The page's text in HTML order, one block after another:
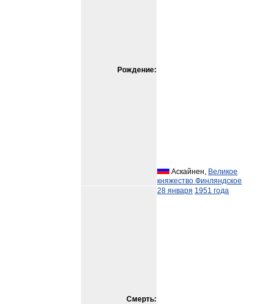
Рождение:
Аскайнен, Великое
княжество Финляндское
Смерть:
28 января 1951 года